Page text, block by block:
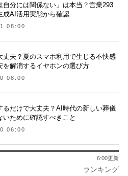
自分には関係ない」は本当？営業293
成AI活用実態から確認
08:00
丈夫？夏のスマホ利用で生じる不快感
を解消するイヤホンの選び方
08:00
るだけで大丈夫？AI時代の新しい葬儀
いために確認すべきこと
06:00
ランキング
6:00更新